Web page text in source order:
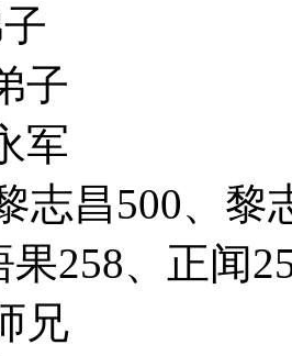
子
军
志昌500、
果258、正闻
兄